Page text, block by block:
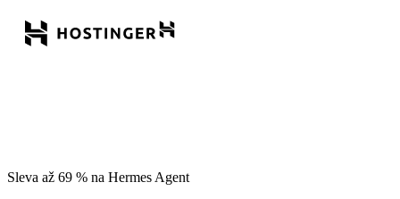
Sleva až 69 % na Hermes Agent